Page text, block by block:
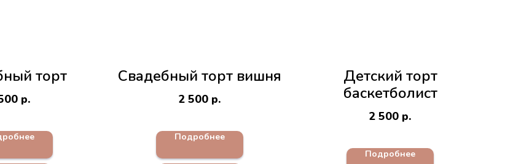
торт
р.
Свадебный торт вишня
2 500 р.
Подробнее
Детский торт
баскетболист
2 500 р.
Подробнее